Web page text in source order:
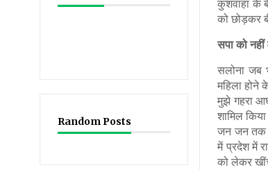
Random Posts
कुशवाहा के
को छोड़कर
सपा को
सलोना जब
महिला होने
मुझे गहरा
शामिल
जन जन तक
में प्रदेश में
को लेकर